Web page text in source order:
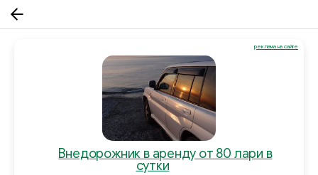
Внедорожник в аренду от 80 лари в
сутки
реклама на сайте